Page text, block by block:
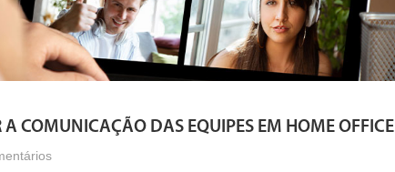
COMUNICAÇÃO DAS EQUIPES EM HOME OFFICE